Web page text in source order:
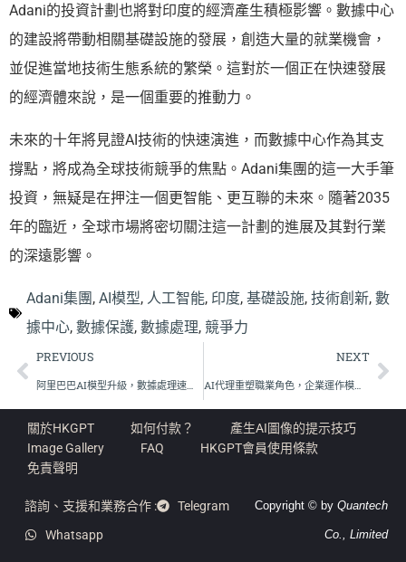
Adani的投資計劃也將對印度的經濟產生積極影響。數據中心
的建設將帶動相關基礎設施的發展，創造大量的就業機會，
並促進當地技術生態系統的繁榮。這對於一個正在快速發展
的經濟體來說，是一個重要的推動力。
未來的十年將見證AI技術的快速演進，而數據中心作為其支
撐點，將成為全球技術競爭的焦點。Adani集團的這一大手筆
投資，無疑是在押注一個更智能、更互聯的未來。隨著2035
年的臨近，全球市場將密切關注這一計劃的進展及其對行業
的深遠影響。
Adani集團, AI模型, 人工智能, 印度, 基礎設施, 技術創新, 數
據中心, 數據保護, 數據處理, 競爭力
PREVIOUS NEXT
AI代理重塑職業角色，企業運作模式面臨挑戰
關於HKGPT 如何付款？
產生AI圖像的提示技巧
Image Gallery
FAQ
HKGPT會員使用條款
免責聲明
諮詢、支援和業務合作 :
Telegram
Whatsapp
Copyright © by Quantech
Co., Limited